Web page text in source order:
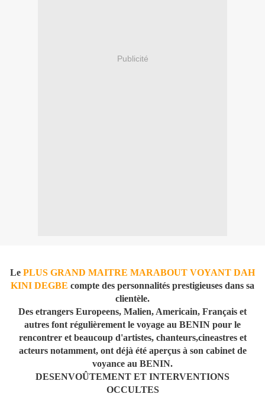
Publicité
Le PLUS GRAND MAITRE MARABOUT VOYANT DAH
KINI DEGBE compte des personnalités prestigieuses dans sa
clientèle.
Des etrangers Europeens, Malien, Americain, Français et
autres font régulièrement le voyage au BENIN pour le
rencontrer et beaucoup d'artistes, chanteurs,cineastres et
acteurs notamment, ont déjà été aperçus à son cabinet de
voyance au BENIN.
DESENVOÛTEMENT ET INTERVENTIONS
OCCULTES